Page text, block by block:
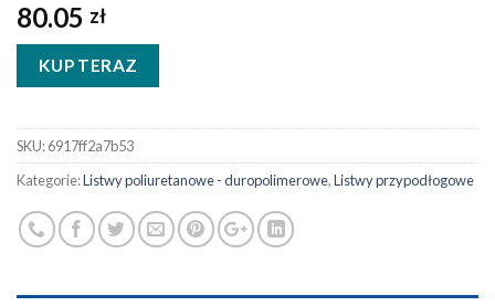
80.05 zł
KUP TERAZ
SKU:6917ff2a7b53
Kategorie:Listwy poliuretanowe - duropolimerowe,Listwy przypodłogowe